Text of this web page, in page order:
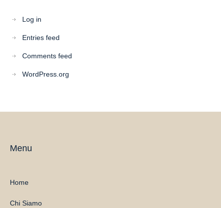
Log in
Entries feed
Comments feed
WordPress.org
Menu
Home
Chi Siamo